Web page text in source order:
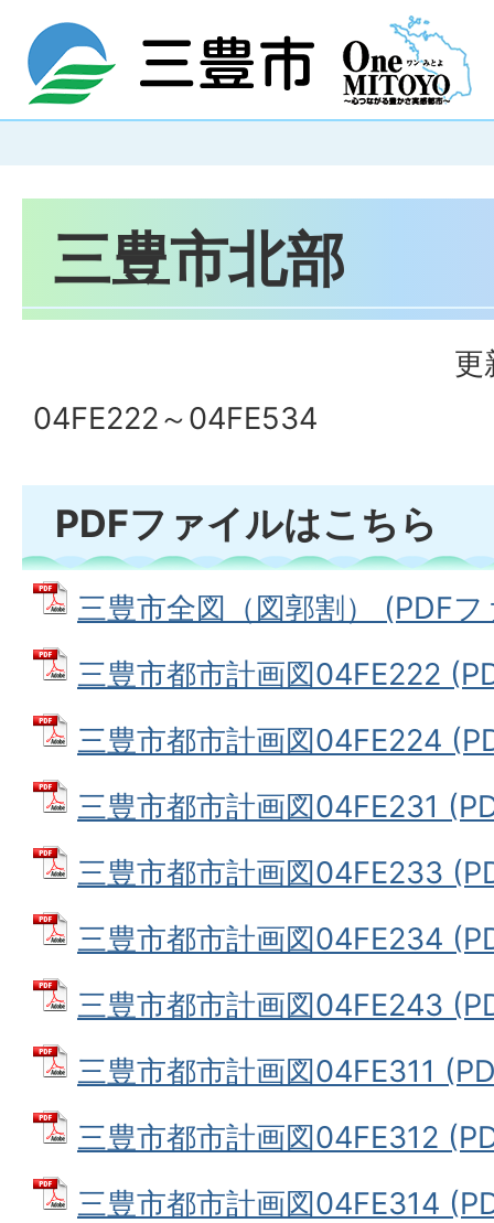
三豊市北部
更
04FE222～04FE534
PDFファイルはこちら
三豊市全図（図郭割） (PDF
三豊市都市計画図04FE222
三豊市都市計画図04FE224
三豊市都市計画図04FE231
三豊市都市計画図04FE233
三豊市都市計画図04FE234
三豊市都市計画図04FE243
三豊市都市計画図04FE311
三豊市都市計画図04FE312
三豊市都市計画図04FE314